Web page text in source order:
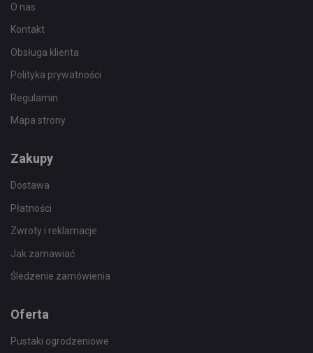
O nas
Kontakt
Obsługa klienta
Polityka prywatności
Regulamin
Mapa strony
Zakupy
Dostawa
Płatności
Zwroty i reklamacje
Jak zamawiać
Śledzenie zamówienia
Oferta
Pustaki ogrodzeniowe